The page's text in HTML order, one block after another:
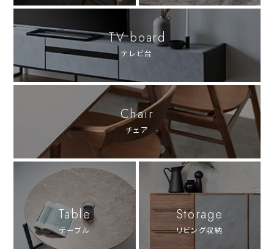
TV board
テレビ台
Chair
チェア
Table
テーブル
Storage
リビング収納